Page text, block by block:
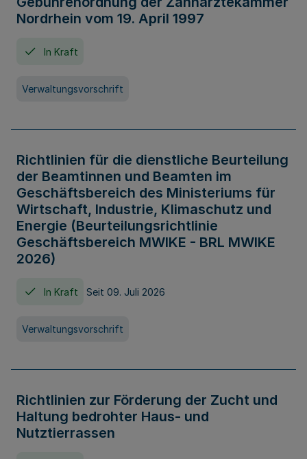
Nordrhein vom 19. April 1997
In Kraft
Verwaltungsvorschrift
Richtlinien für die dienstliche Beurteilung
der Beamtinnen und Beamten im
Geschäftsbereich des Ministeriums für
Wirtschaft, Industrie, Klimaschutz und
Energie (Beurteilungsrichtlinie
Geschäftsbereich MWIKE - BRL MWIKE
2026)
In Kraft Seit 09. Juli 2026
Verwaltungsvorschrift
Richtlinien zur Förderung der Zucht und
Haltung bedrohter Haus- und
Nutztierrassen